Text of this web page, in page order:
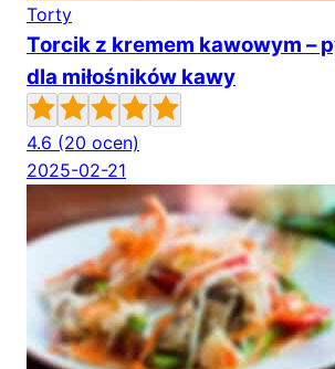
Torty
Torcik z kremem kawowym –
dla miłośników kawy
4.6 (20 ocen)
2025-02-21